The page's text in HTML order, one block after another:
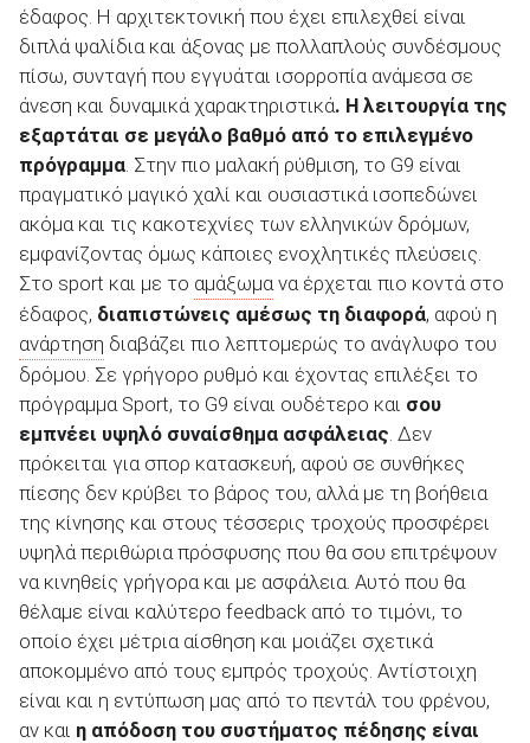
έδαφος. Η αρχιτεκτονική που έχει επιλεχθεί είναι
διπλά ψαλίδια και άξονας με πολλαπλούς συνδέσμους
πίσω, συνταγή που εγγυάται ισορροπία ανάμεσα σε
άνεση και δυναμικά χαρακτηριστικά. Η λειτουργία της
εξαρτάται σε μεγάλο βαθμό από το επιλεγμένο
πρόγραμμα . Στην πιο μαλακή ρύθμιση, το G9 είναι
πραγματικό μαγικό χαλί και ουσιαστικά ισοπεδώνει
ακόμα και τις κακοτεχνίες των ελληνικών δρόμων,
εμφανίζοντας όμως κάποιες ενοχλητικές πλεύσεις.
Στο sport και με το αμάξωμα να έρχεται πιο κοντά στο
έδαφος, διαπιστώνεις αμέσως τη διαφορά, αφού η
ανάρτηση διαβάζει πιο λεπτομερώς το ανάγλυφο του
δρόμου. Σε γρήγορο ρυθμό και έχοντας επιλέξει το
πρόγραμμα Sport, το G9 είναι ουδέτερο και σου
εμπνέει υψηλό συναίσθημα ασφάλειας . Δεν
πρόκειται για σπορ κατασκευή, αφού σε συνθήκες
πίεσης δεν κρύβει το βάρος του, αλλά με τη βοήθεια
της κίνησης και στους τέσσερις τροχούς προσφέρει
υψηλά περιθώρια πρόσφυσης που θα σου επιτρέψουν
να κινηθείς γρήγορα και με ασφάλεια. Αυτό που θα
θέλαμε είναι καλύτερο feedback από το τιμόνι, το
οποίο έχει μέτρια αίσθηση και μοιάζει σχετικά
αποκομμένο από τους εμπρός τροχούς. Αντίστοιχη
είναι και η εντύπωση μας από το πεντάλ του φρένου,
αν και η απόδοση του συστήματος πέδησης είναι